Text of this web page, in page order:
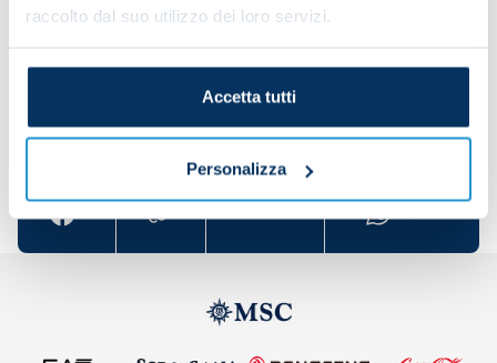
raccolto dal suo utilizzo dei loro servizi.
Accetta tutti
Personalizza
Happy birthday, Romelu!
team